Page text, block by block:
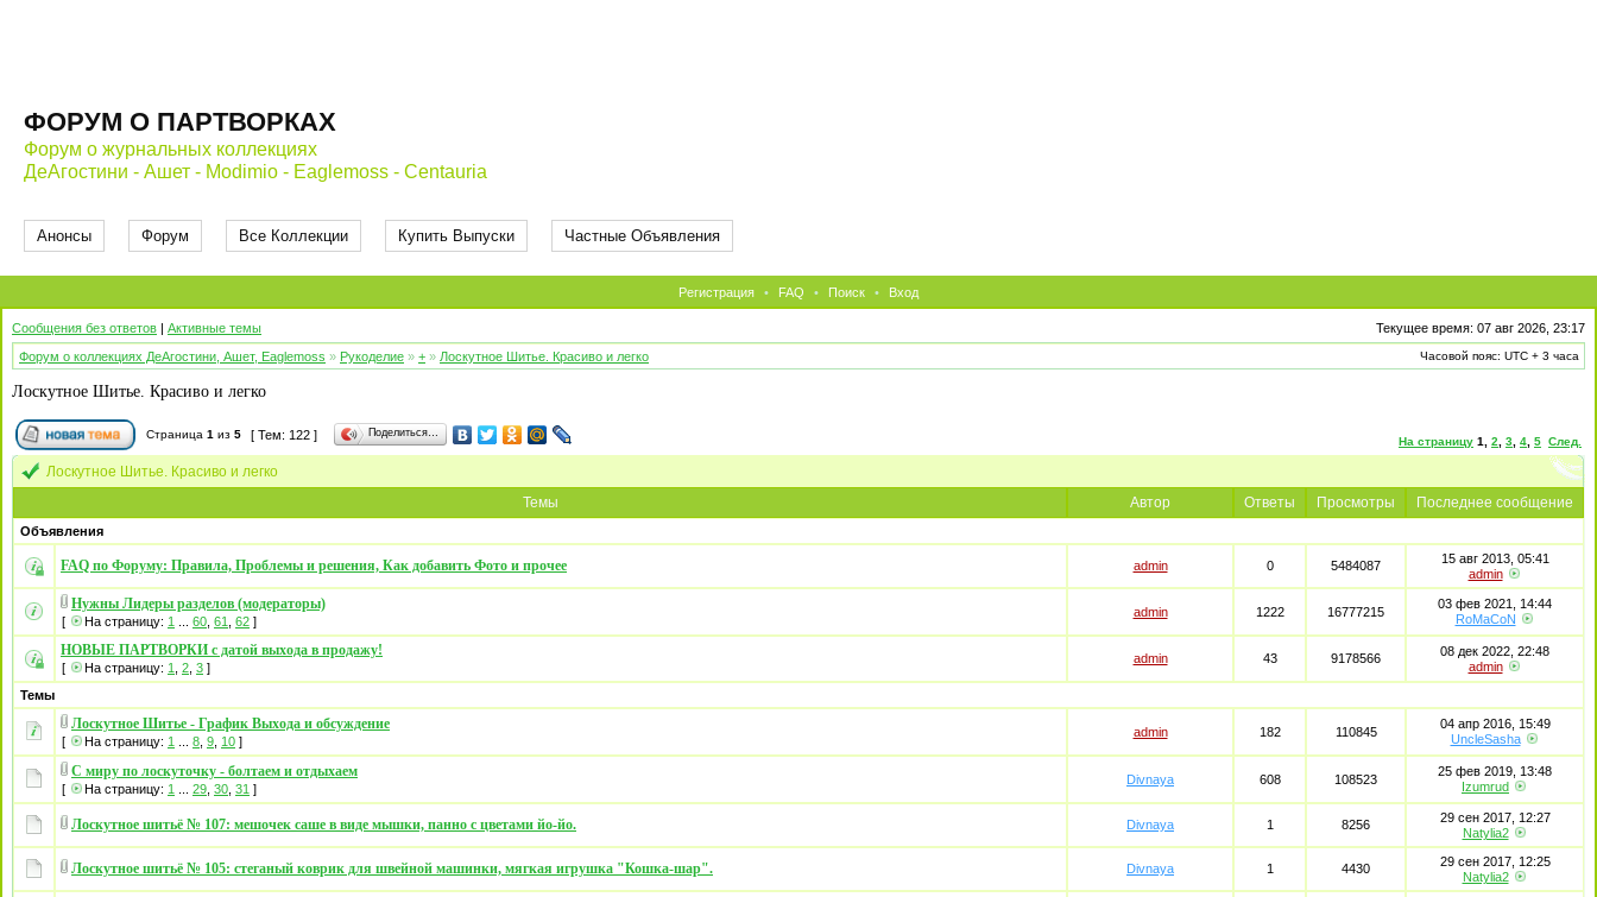
ФОРУМ О ПАРТВОРКАХ
Форум о журнальных коллекциях
ДеАгостини - Ашет - Modimio - Eaglemoss - Centauria
Анонсы Форум Все Коллекции Купить Выпуски Частные Объявления
Регистрация • FAQ • Поиск • Вход
Сообщения без ответов | Активные темы
Текущее время: 07 авг 2026, 23:17
Форум о коллекциях ДеАгостини, Ашет, Eaglemoss » Рукоделие » + » Лоскутное Шитье. Красиво и легко Часовой пояс: UTC + 3 часа
Лоскутное Шитье. Красиво и легко
Страница 1 из 5 [ Тем: 122 ] Поделиться…
На страницу 1 2 3 4 5 След.
Лоскутное Шитье. Красиво и легко
Темы
Автор Ответы Просмотры Последнее сообщение
Объявления
FAQ по Форуму: Правила, Проблемы и решения, Как добавить Фото и прочее admin 0 5484087
15 авг 2013, 05:41
admin
Нужны Лидеры разделов (модераторы)
[ На страницу: 1 60 61 62 ]
admin 1222 16777215
03 фев 2021, 14:44
RoMaCoN
НОВЫЕ ПАРТВОРКИ с датой выхода в продажу!
[ На страницу: 1 2 3 ]
admin 43 9178566
08 дек 2022, 22:48
admin
Темы
Лоскутное Шитье - График Выхода и обсуждение
[ На страницу: 1 8 9 10 ]
admin 182 110845
04 апр 2016, 15:49
UncleSasha
С миру по лоскуточку - болтаем и отдыхаем
[ На страницу: 1 29 30 31 ]
Divnaya 608 108523
25 фев 2019, 13:48
Izumrud
Лоскутное шитьё № 107: мешочек саше в виде мышки, панно с цветами йо-йо. Divnaya 1 8256
29 сен 2017, 12:27
Natylia2
Лоскутное шитьё № 105: стеганый коврик для швейной машинки, мягкая игрушка "Кошка-шар". Divnaya 1 4430
29 сен 2017, 12:25
Natylia2